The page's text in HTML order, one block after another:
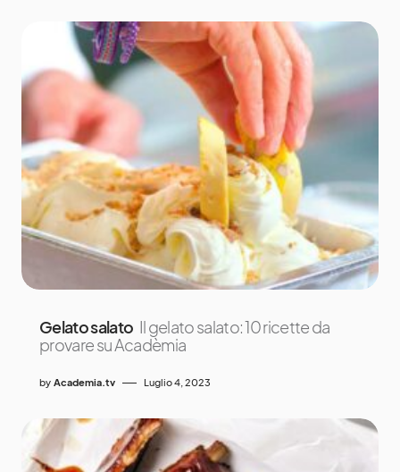
Gelato salato Il gelato salato: 10 ricette da
provare su Acadèmia
by Academia.tv Luglio 4, 2023